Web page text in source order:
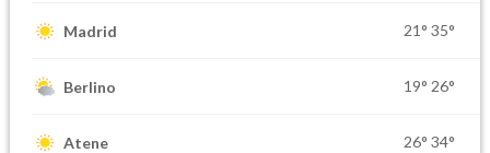
Madrid 21° 35°
Berlino 19° 26°
Atene 26° 34°